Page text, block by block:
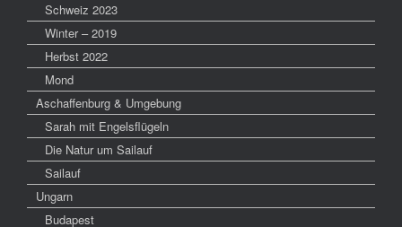
Schweiz 2023
Winter – 2019
Herbst 2022
Mond
Aschaffenburg & Umgebung
Sarah mit Engelsflügeln
Die Natur um Sailauf
Sailauf
Ungarn
Budapest